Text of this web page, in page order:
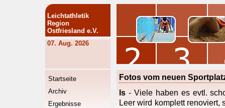
Leichtathletik
Region
Ostfriesland e.V.
07. Aug. 2026
Startseite
Archiv
Ergebnisse
Fotos vom neuen
ls - Viele haben es evtl.
Leer wird komplett